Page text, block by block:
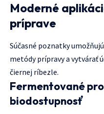
Moderné
príprave
Súčasné poznatky
metódy prípravy a vytvárať
čiernej ríbezle.
Fermentované
biodostupnosť